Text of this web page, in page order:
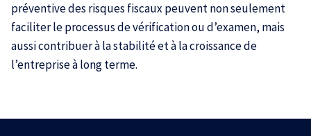
préventive des risques fiscaux peuvent non seulement
faciliter le processus de vérification ou d’examen, mais
aussi contribuer à la stabilité et à la croissance de
l’entreprise à long terme.